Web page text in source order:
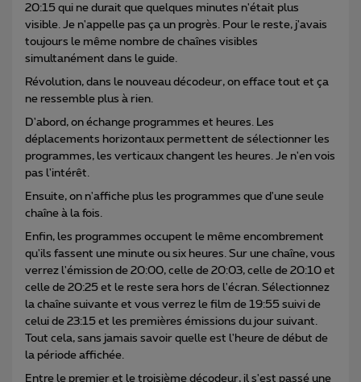
20:15 qui ne durait que quelques minutes n'était plus
visible. Je n'appelle pas ça un progrès. Pour le reste, j'avais
toujours le même nombre de chaînes visibles
simultanément dans le guide.
Révolution, dans le nouveau décodeur, on efface tout et ça
ne ressemble plus à rien.
D'abord, on échange programmes et heures. Les
déplacements horizontaux permettent de sélectionner les
programmes, les verticaux changent les heures. Je n'en vois
pas l'intérêt.
Ensuite, on n'affiche plus les programmes que d'une seule
chaîne à la fois.
Enfin, les programmes occupent le même encombrement
qu'ils fassent une minute ou six heures. Sur une chaîne, vous
verrez l'émission de 20:00, celle de 20:03, celle de 20:10 et
celle de 20:25 et le reste sera hors de l'écran. Sélectionnez
la chaîne suivante et vous verrez le film de 19:55 suivi de
celui de 23:15 et les premières émissions du jour suivant.
Tout cela, sans jamais savoir quelle est l'heure de début de
la période affichée.
Entre le premier et le troisième décodeur, il s'est passé une